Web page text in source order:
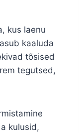
kus laenu
kaaluda
tõsised
tegutsed,
kulusid,